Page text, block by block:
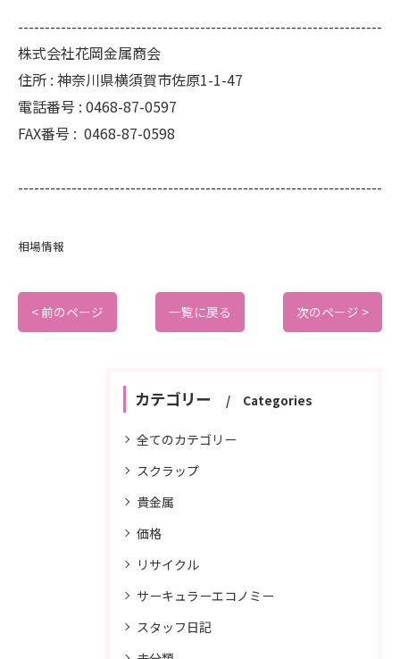
--------------------------------------------------------------------
株式会社花岡金属商会
住所 : 神奈川県横須賀市佐原1-1-47
電話番号 : 0468-87-0597
FAX番号 : 0468-87-0598
--------------------------------------------------------------------
相場情報
< 前のページ 一覧に戻る 次のページ >
カテゴリー Categories
全てのカテゴリー
スクラップ
貴金属
価格
リサイクル
サーキュラーエコノミー
スタッフ日記